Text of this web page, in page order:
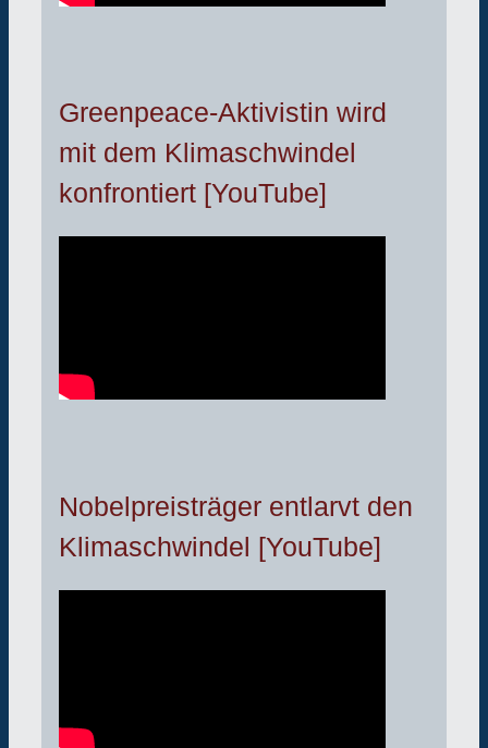
Greenpeace-Aktivistin wird
mit dem Klimaschwindel
konfrontiert [YouTube]
Nobelpreisträger entlarvt den
Klimaschwindel [YouTube]